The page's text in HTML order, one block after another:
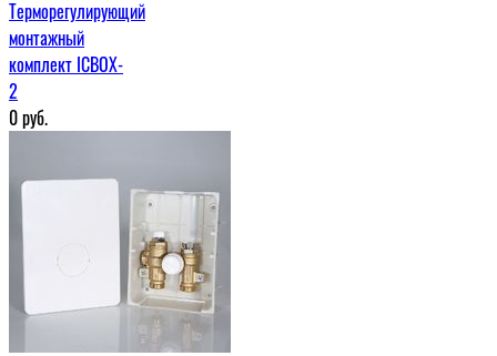
Терморегулирующий
монтажный
комплект ICBOX-
2
0руб.